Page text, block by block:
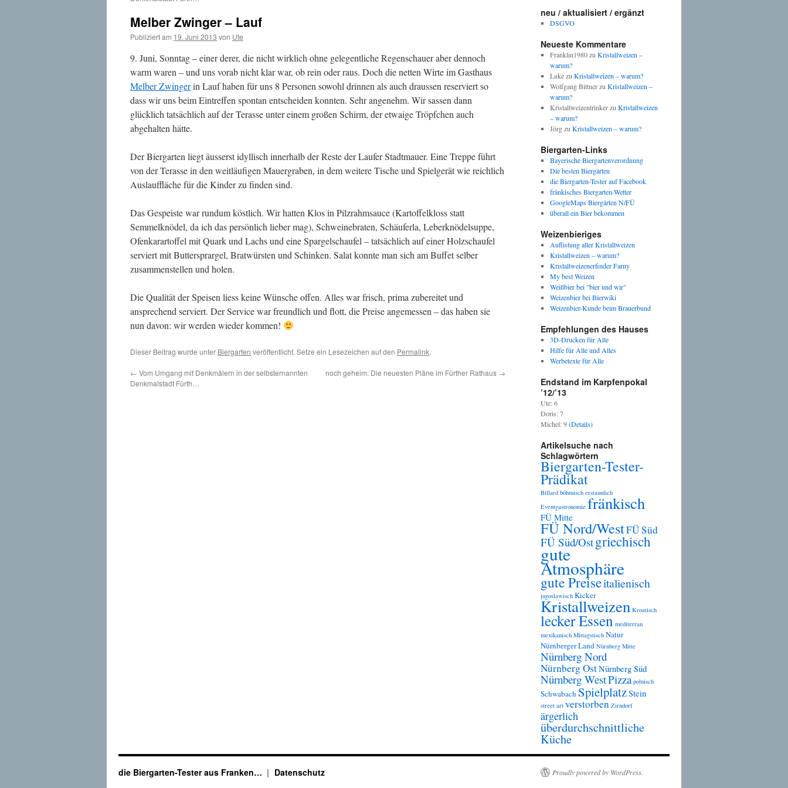
Melber Zwinger – Lauf
Publiziert am 19. Juni 2013 von Ute
9. Juni, Sonntag – einer derer, die nicht wirklich ohne gelegentliche Regenschauer aber dennoch
warm waren – und uns vorab nicht klar war, ob rein oder raus. Doch die netten Wirte im Gasthaus
Melber Zwingerin Lauf haben für uns 8 Personen sowohl drinnen als auch draussen reserviert so
dass wir uns beim Eintreffen spontan entscheiden konnten. Sehr angenehm. Wir sassen dann
glücklich tatsächlich auf der Terasse unter einem großen Schirm, der etwaige Tröpfchen auch
abgehalten hätte.
Der Biergarten liegt äusserst idyllisch innerhalb der Reste der Laufer Stadtmauer. Eine Treppe führt
von der Terasse in den weitläufigen Mauergraben, in dem weitere Tische und Spielgerät wie reichlich
Auslauffläche für die Kinder zu finden sind.
Das Gespeiste war rundum köstlich. Wir hatten Klos in Pilzrahmsauce (Kartoffelkloss statt
Semmelknödel, da ich das persönlich lieber mag), Schweinebraten, Schäuferla, Leberknödelsuppe,
Ofenkarartoffel mit Quark und Lachs und eine Spargelschaufel – tatsächlich auf einer Holzschaufel
serviert mit Buttersprargel, Bratwürsten und Schinken. Salat konnte man sich am Buffet selber
zusammenstellen und holen.
Die Qualität der Speisen liess keine Wünsche offen. Alles war frisch, prima zubereitet und
ansprechend serviert. Der Service war freundlich und flott, die Preise angemessen – das haben sie
nun davon: wir werden wieder kommen!
Dieser Beitrag wurde unter Biergarten veröffentlicht. Setze ein Lesezeichen auf den Permalink.
← Vom Umgang mit Denkmälern in der selbsternannten
Denkmalstadt Fürth…
noch geheim: Die neuesten Pläne im Fürther Rathaus →
neu / aktualisiert / ergänzt
DSGVO
Neueste Kommentare
Franklin1980zu Kristallweizen –
warum?
Lukezu Kristallweizen – warum?
Wolfgang Bittnerzu Kristallweizen –
warum?
Kristallweizentrinkerzu Kristallweizen
– warum?
Jörgzu Kristallweizen – warum?
Biergarten-Links
Bayerische Biergartenverordnung
Die besten Biergärten
die Biergarten-Tester auf Facebook
fränkisches Biergarten-Wetter
GoogleMaps Biergärten N/FÜ
überall ein Bier bekommen
Weizenbieriges
Auflistung aller Kristallweizen
Kristallweizen – warum?
Kristallweizenerfinder Farny
My best Weizen
Weißbier bei "bier und wir"
Weizenbier bei Bierwiki
Weizenbier-Kunde beim Brauerbund
Empfehlungen des Hauses
3D-Drucken für Alle
Hilfe für Alle und Alles
Werbetexte für Alle
Endstand im Karpfenpokal
’12/’13
Ute: 6
Doris: 7
Michel: 9(Details)
Artikelsuche nach
Schlagwörtern
Biergarten-Tester-
Prädikat
Billard böhmisch erstaunlich
Eventgastronomie fränkisch
FÜ Mitte
FÜ Nord/WestFÜ Süd
FÜ Süd/Ostgriechisch
gute
Atmosphäre
gute Preiseitalienisch
jugoslawisch Kicker
Kristallweizen Kroatisch
lecker Essen mediterran
mexikanisch Mittagstisch Natur
Nürnberger Land Nürnberg Mitte
Nürnberg Nord
Nürnberg OstNürnberg Süd
Nürnberg WestPizza polnisch
Schwabach SpielplatzStein
street art verstorben Zirndorf
ärgerlich
überdurchschnittliche
Küche
die Biergarten-Tester aus Franken… Datenschutz Proudly powered by WordPress.